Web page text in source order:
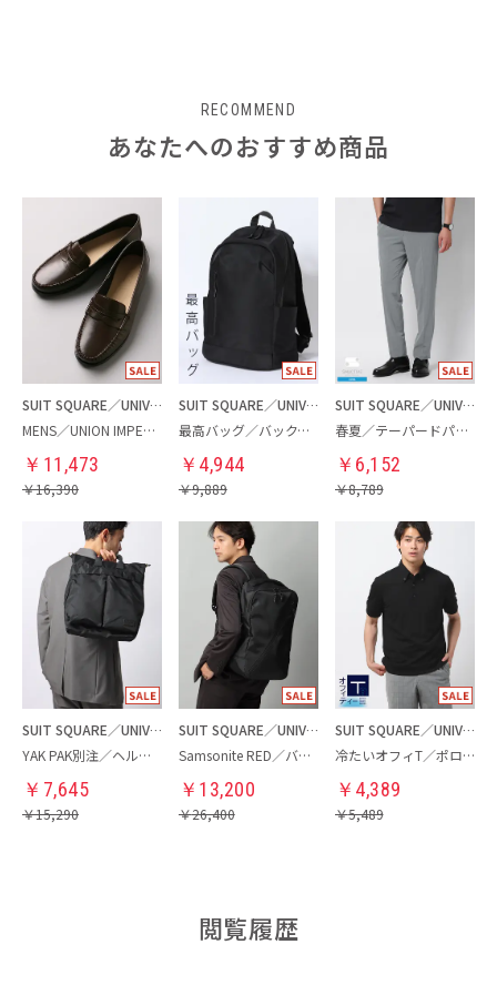
RECOMMEND
あなたへのおすすめ商品
SUIT SQUARE／UNIVERSAL LANGUAGE
MENS／UNION IMPERIAL監修／コインローファー
￥ 11,473
￥16,390
SUIT SQUARE／UNIVERSAL LANGUAGE
最高バッグ／バックパック
￥ 4,944
￥9,889
SUIT SQUARE／UNIVERSAL LANGUAGE
春夏／テーパードパンツ
￥ 6,152
￥8,789
SUIT SQUARE／UNIVERSAL LANGUAGE
YAK PAK別注／ヘルメットバッグ
￥ 7,645
￥15,290
SUIT SQUARE／UNIVERSAL LANGUAGE
Samsonite RED／バックパック
￥ 13,200
￥26,400
SUIT SQUARE／UNIVERSAL LANGUAGE
冷たいオフィT／ポロシャツ
￥ 4,389
￥5,489
閲覧履歴